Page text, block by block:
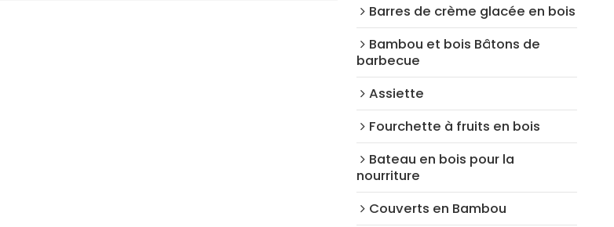
Barres de crème glacée en bois
Bambou et bois Bâtons de
barbecue
Assiette
Fourchette à fruits en bois
Bateau en bois pour la
nourriture
Couverts en Bambou